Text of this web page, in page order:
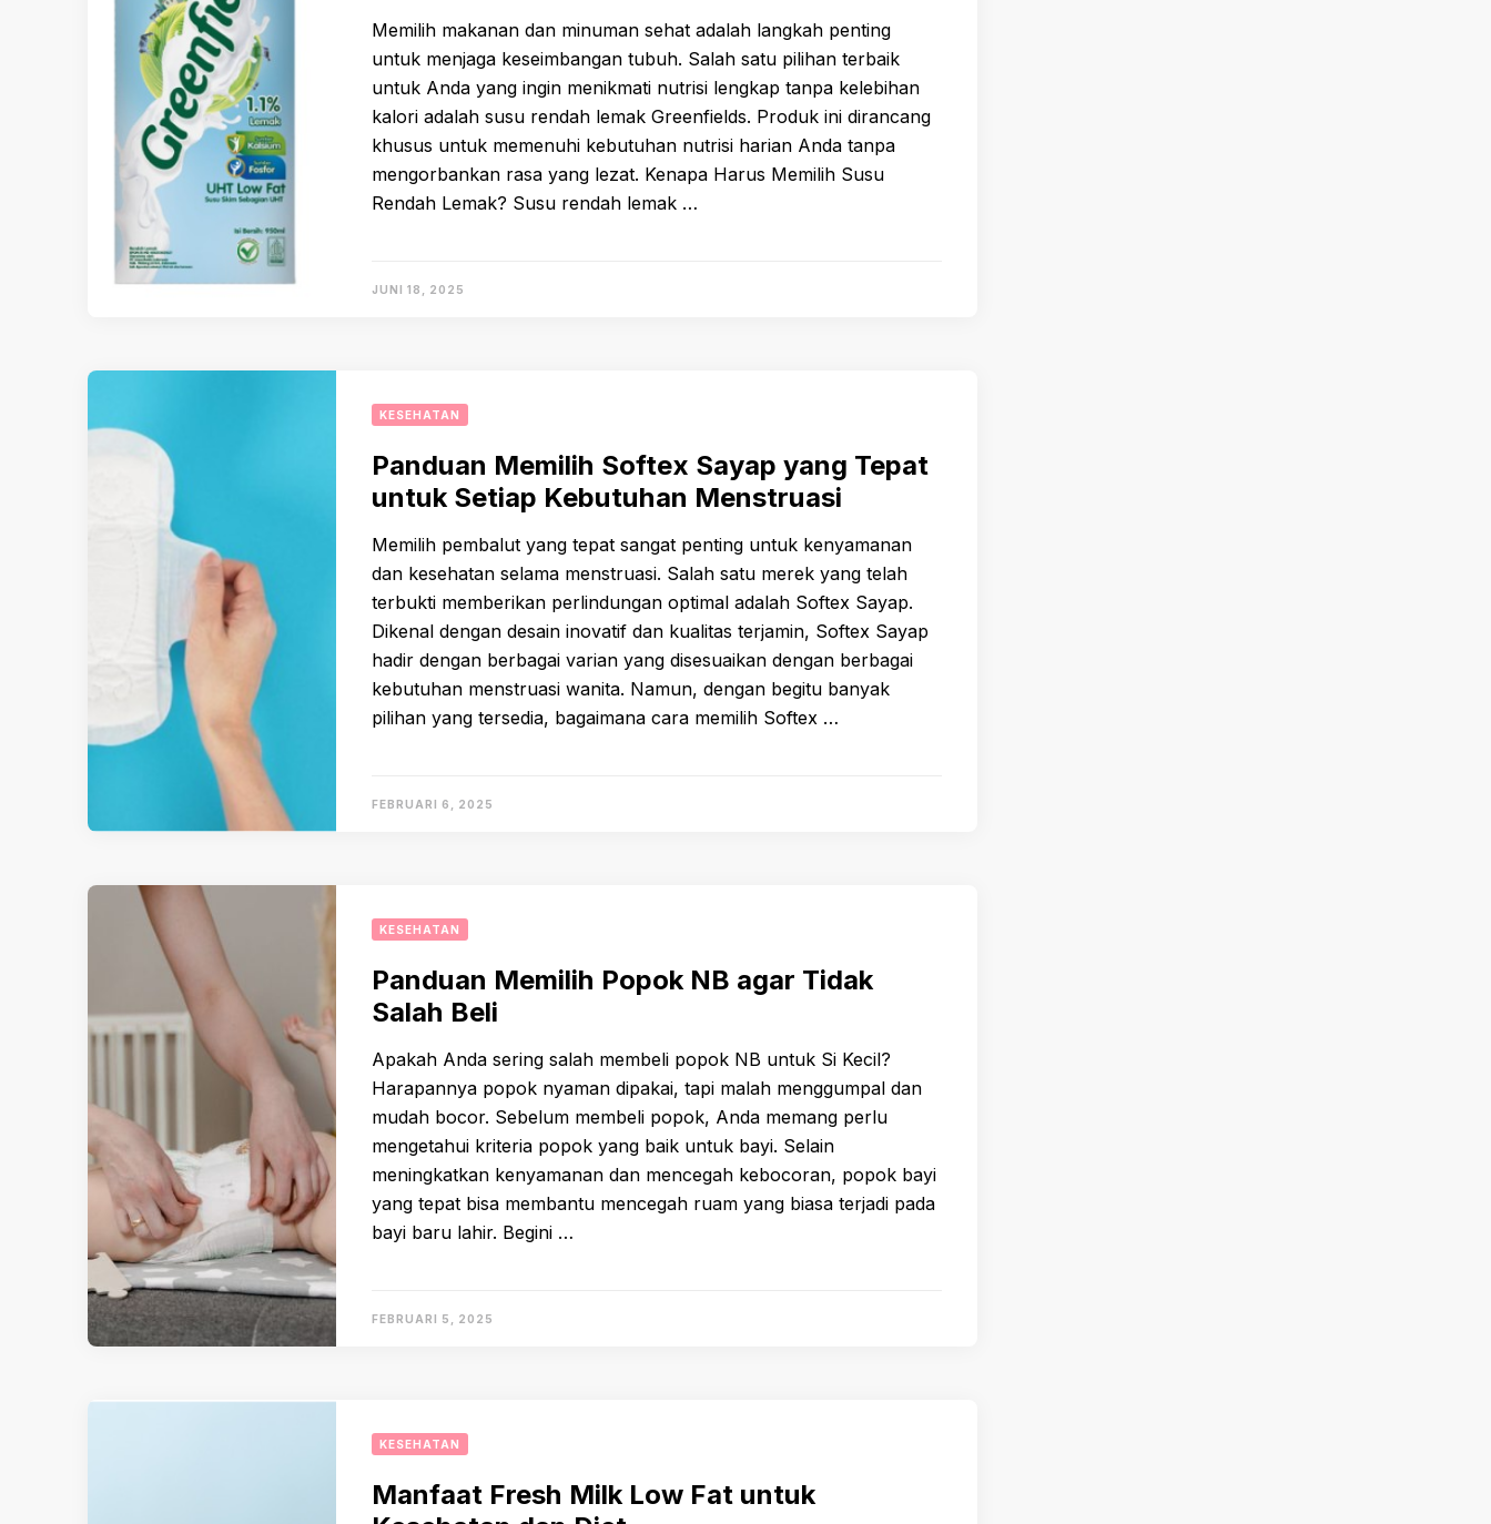
Memilih makanan dan minuman sehat adalah langkah penting
untuk menjaga keseimbangan tubuh. Salah satu pilihan terbaik
untuk Anda yang ingin menikmati nutrisi lengkap tanpa kelebihan
kalori adalah susu rendah lemak Greenfields. Produk ini dirancang
khusus untuk memenuhi kebutuhan nutrisi harian Anda tanpa
mengorbankan rasa yang lezat. Kenapa Harus Memilih Susu
Rendah Lemak? Susu rendah lemak …
JUNI 18, 2025
KESEHATAN
Panduan Memilih Softex Sayap yang Tepat
untuk Setiap Kebutuhan Menstruasi
Memilih pembalut yang tepat sangat penting untuk kenyamanan
dan kesehatan selama menstruasi. Salah satu merek yang telah
terbukti memberikan perlindungan optimal adalah Softex Sayap.
Dikenal dengan desain inovatif dan kualitas terjamin, Softex Sayap
hadir dengan berbagai varian yang disesuaikan dengan berbagai
kebutuhan menstruasi wanita. Namun, dengan begitu banyak
pilihan yang tersedia, bagaimana cara memilih Softex …
FEBRUARI 6, 2025
KESEHATAN
Panduan Memilih Popok NB agar Tidak
Salah Beli
Apakah Anda sering salah membeli popok NB untuk Si Kecil?
Harapannya popok nyaman dipakai, tapi malah menggumpal dan
mudah bocor. Sebelum membeli popok, Anda memang perlu
mengetahui kriteria popok yang baik untuk bayi. Selain
meningkatkan kenyamanan dan mencegah kebocoran, popok bayi
yang tepat bisa membantu mencegah ruam yang biasa terjadi pada
bayi baru lahir. Begini …
FEBRUARI 5, 2025
KESEHATAN
Manfaat Fresh Milk Low Fat untuk